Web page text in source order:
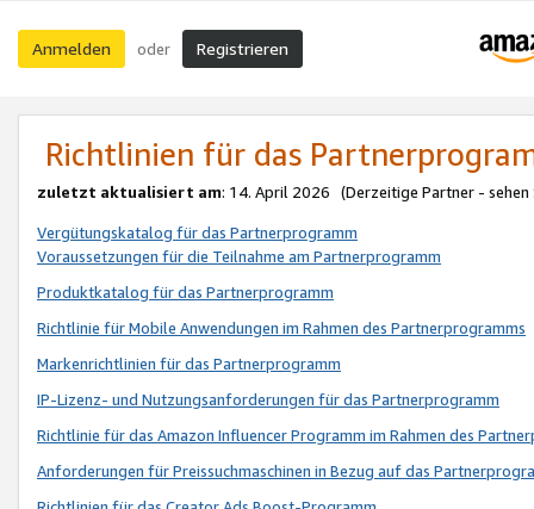
Anmelden oder Registrieren
Richtlinien für das
zuletzt aktualisiert am: 14. April 2026 (Derzeitige Partner - sehen
Vergütungskatalog für das Partnerprogramm
Voraussetzungen für die Teilnahme am Partnerprogramm
Produktkatalog für das Partnerprogramm
Richtlinie für Mobile Anwendungen im Rahmen des Partnerprogramms
Markenrichtlinien für das Partnerprogramm
IP-Lizenz- und Nutzungsanforderungen für das Partnerprogramm
Richtlinie für das Amazon Influencer Programm im Rahmen des
Anforderungen für Preissuchmaschinen in Bezug auf das